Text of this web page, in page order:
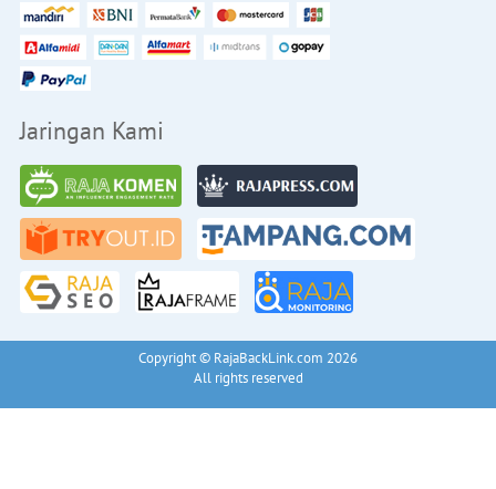
Jaringan Kami
Copyright © RajaBackLink.com 2026
All rights reserved